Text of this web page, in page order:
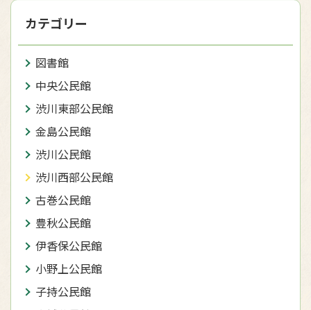
カテゴリー
図書館
中央公民館
渋川東部公民館
金島公民館
渋川公民館
渋川西部公民館
古巻公民館
豊秋公民館
伊香保公民館
小野上公民館
子持公民館